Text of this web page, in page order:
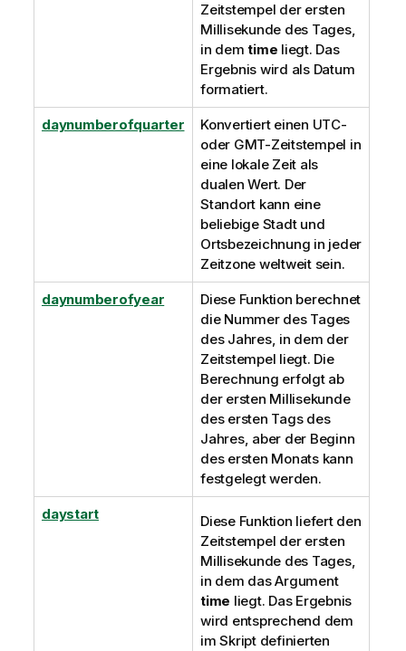
Zeitstempel der ersten
Millisekunde des Tages,
in demtime liegt. Das
Ergebnis wird als Datum
formatiert.
daynumberofquarter Konvertiert einen UTC-
oder GMT-Zeitstempel in
eine lokale Zeit als
dualen Wert. Der
Standort kann eine
beliebige Stadt und
Ortsbezeichnung in jeder
Zeitzone weltweit sein.
daynumberofyear
Diese Funktion berechnet
die Nummer des Tages
des Jahres, in dem der
Zeitstempel liegt. Die
Berechnung erfolgt ab
der ersten Millisekunde
des ersten Tags des
Jahres, aber der Beginn
des ersten Monats kann
festgelegt werden.
daystart
Diese Funktion liefert den
Zeitstempel der ersten
Millisekunde des Tages,
in dem das Argument
time liegt. Das Ergebnis
wird entsprechend dem
im Skript definierten